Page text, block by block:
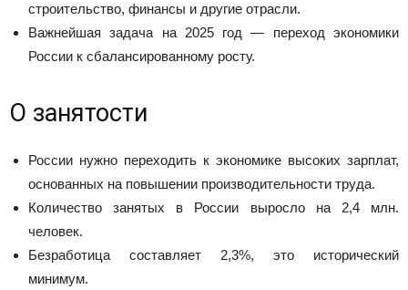
строительство, финансы и другие отрасли.
Важнейшая задача на 2025 год — переход экономики
России к сбалансированному росту.
О занятости
России нужно переходить к экономике высоких зарплат,
основанных на повышении производительности труда.
Количество занятых в России выросло на 2,4 млн.
человек.
Безработица составляет 2,3%, это исторический
минимум.